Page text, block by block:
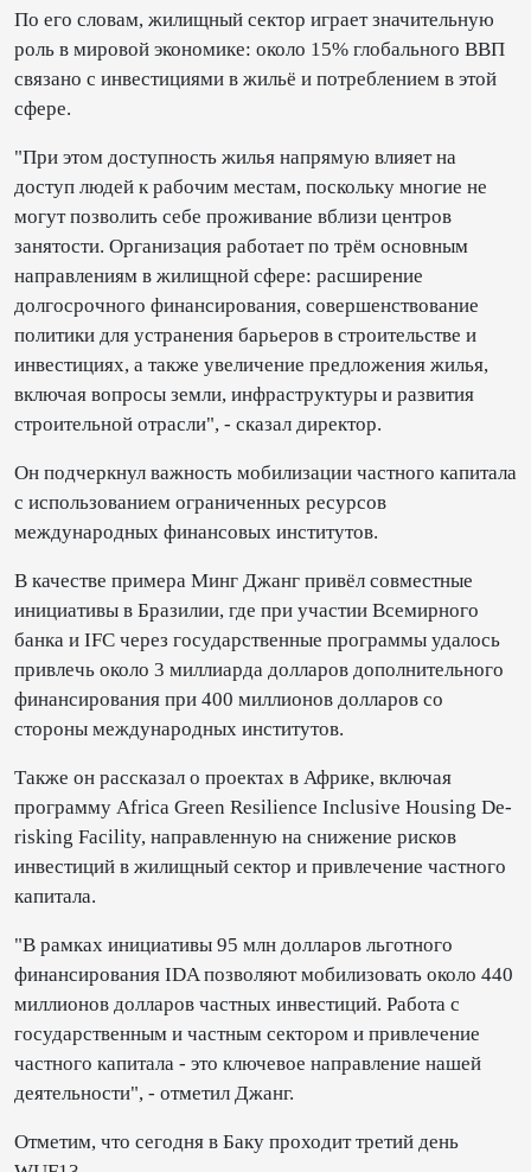
По его словам, жилищный сектор играет значительную
роль в мировой экономике: около 15% глобального ВВП
связано с инвестициями в жильё и потреблением в этой
сфере.
"При этом доступность жилья напрямую влияет на
доступ людей к рабочим местам, поскольку многие не
могут позволить себе проживание вблизи центров
занятости. Организация работает по трём основным
направлениям в жилищной сфере: расширение
долгосрочного финансирования, совершенствование
политики для устранения барьеров в строительстве и
инвестициях, а также увеличение предложения жилья,
включая вопросы земли, инфраструктуры и развития
строительной отрасли", - сказал директор.
Он подчеркнул важность мобилизации частного капитала
с использованием ограниченных ресурсов
международных финансовых институтов.
В качестве примера Минг Джанг привёл совместные
инициативы в Бразилии, где при участии Всемирного
банка и IFC через государственные программы удалось
привлечь около 3 миллиарда долларов дополнительного
финансирования при 400 миллионов долларов со
стороны международных институтов.
Также он рассказал о проектах в Африке, включая
программу Africa Green Resilience Inclusive Housing De-
risking Facility, направленную на снижение рисков
инвестиций в жилищный сектор и привлечение частного
капитала.
"В рамках инициативы 95 млн долларов льготного
финансирования IDA позволяют мобилизовать около 440
миллионов долларов частных инвестиций. Работа с
государственным и частным сектором и привлечение
частного капитала - это ключевое направление нашей
деятельности", - отметил Джанг.
Отметим, что сегодня в Баку проходит третий день